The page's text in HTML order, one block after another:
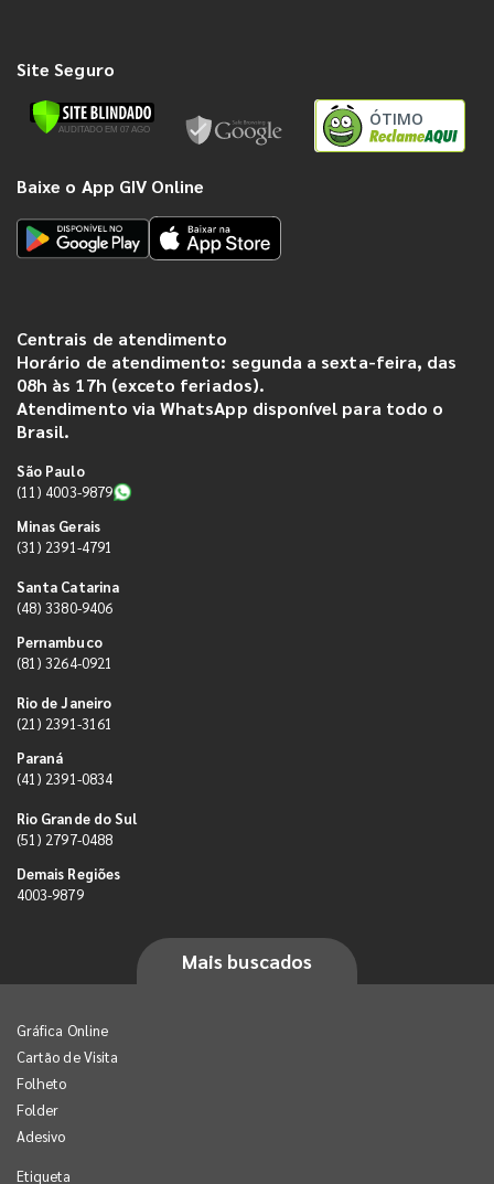
Site Seguro
ÓTIMO
Baixe o App GIV Online
Centrais de atendimento
Horário de atendimento: segunda a sexta-feira, das
08h às 17h (exceto feriados).
Atendimento via WhatsApp disponível para todo o
Brasil.
São Paulo
(11) 4003-9879
Minas Gerais
(31) 2391-4791
Santa Catarina
(48) 3380-9406
Pernambuco
(81) 3264-0921
Rio de Janeiro
(21) 2391-3161
Paraná
(41) 2391-0834
Rio Grande do Sul
(51) 2797-0488
Demais Regiões
4003-9879
Mais buscados
Gráfica Online
Cartão de Visita
Folheto
Folder
Adesivo
Etiqueta